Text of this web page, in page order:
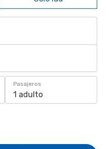
Pasajeros
1 adulto